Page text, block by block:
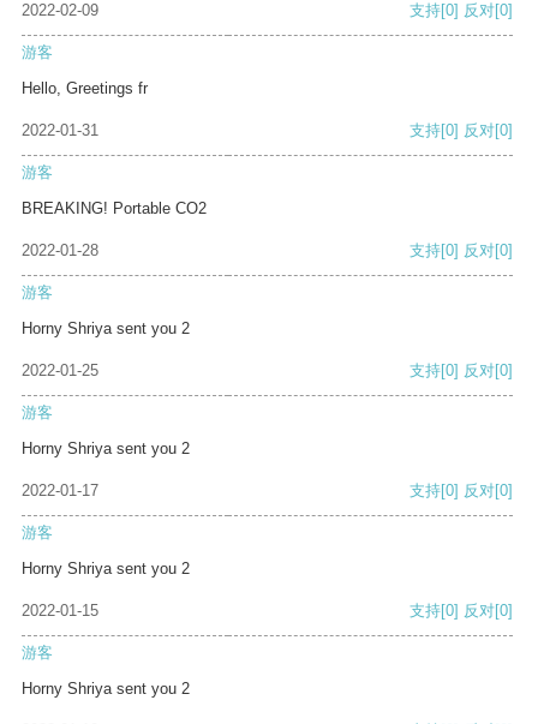
2022-02-09 支持[0] 反对[0]
游客
Hello, Greetings fr
2022-01-31 支持[0] 反对[0]
游客
BREAKING! Portable CO2
2022-01-28 支持[0] 反对[0]
游客
Horny Shriya sent you 2
2022-01-25 支持[0] 反对[0]
游客
Horny Shriya sent you 2
2022-01-17 支持[0] 反对[0]
游客
Horny Shriya sent you 2
2022-01-15 支持[0] 反对[0]
游客
Horny Shriya sent you 2